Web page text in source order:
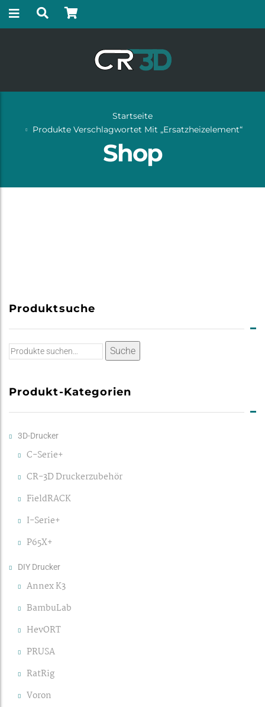
Startseite
Produkte Verschlagwortet Mit „Ersatzheizelement“
Shop
Produktsuche
Suche
Suche
Produkt-Kategorien
3D-Drucker
C-Serie+
CR-3D Druckerzubehör
FieldRACK
I-Serie+
P65X+
DIY Drucker
Annex K3
BambuLab
HevORT
PRUSA
RatRig
Voron